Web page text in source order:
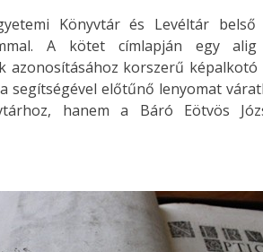
Könyvtár és Levéltár
A kötet címlapján egy alig
azonosításához korszerű
segítségével előtűnő lenyomat
hanem a Báró Eötvös